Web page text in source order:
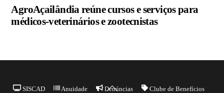
AgroAçailândia reúne cursos e serviços para
médicos-veterinários e zootecnistas
Back
SISCAD Anuidade Denúncias
Clube de Benefícios